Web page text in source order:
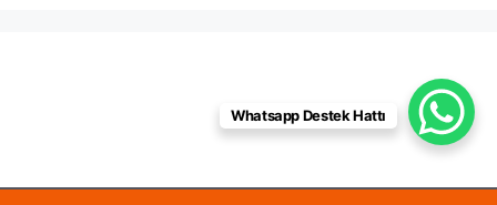
Whatsapp Destek Hattı